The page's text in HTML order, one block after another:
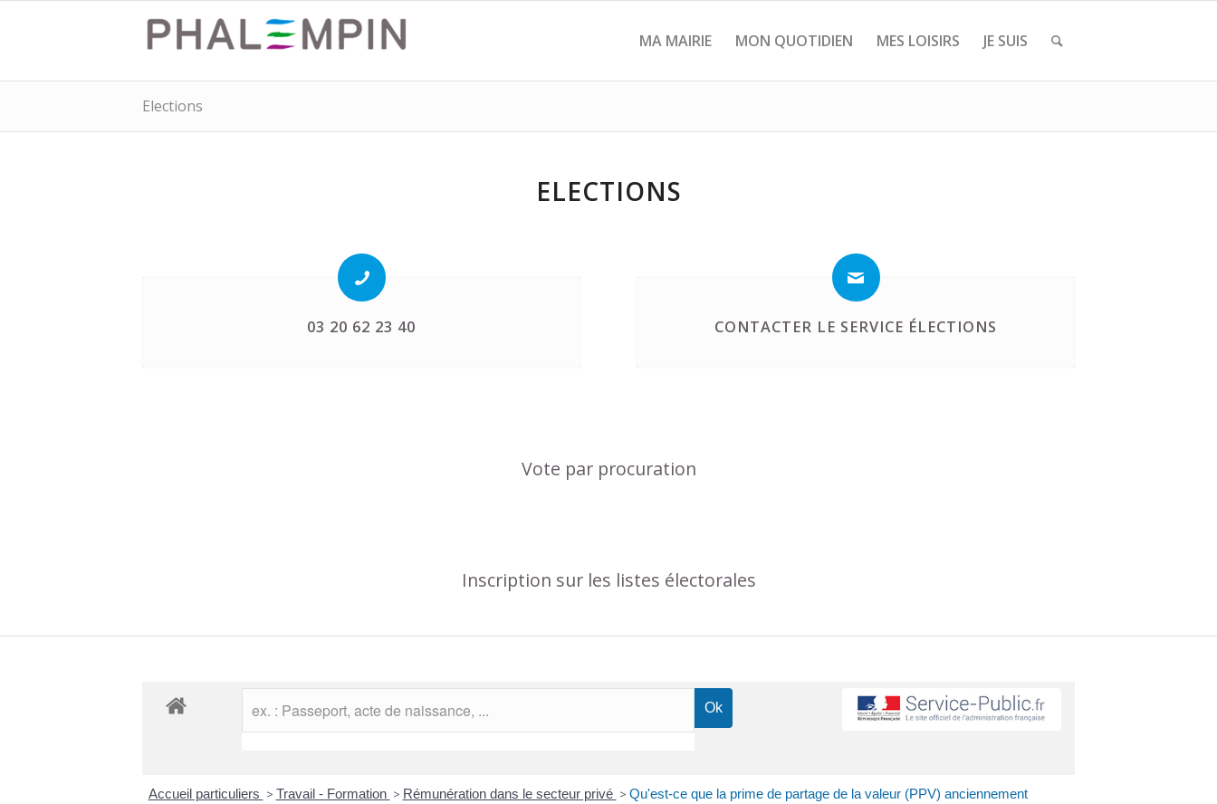
MA MAIRIE MON QUOTIDIEN MES LOISIRS JE SUIS
Elections
ELECTIONS
03 20 62 23 40 CONTACTER LE SERVICE ÉLECTIONS
Vote par procuration
Inscription sur les listes électorales
Accueil particuliers > Travail - Formation > Rémunération dans le secteur privé > Qu'est-ce que la prime de partage de la valeur (PPV) anciennement